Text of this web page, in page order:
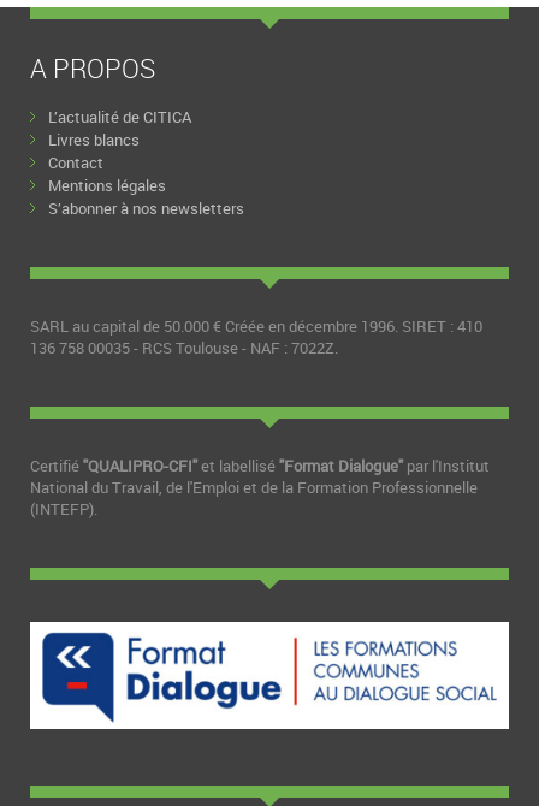
A PROPOS
L’actualité de CITICA
Livres blancs
Contact
Mentions légales
S’abonner à nos newsletters
SARL au capital de 50.000 € Créée en décembre 1996. SIRET : 410
136 758 00035 - RCS Toulouse - NAF : 7022Z.
Certifié"QUALIPRO-CFI"et labellisé"Format Dialogue" par l'Institut
National du Travail, de l'Emploi et de la Formation Professionnelle
(INTEFP).